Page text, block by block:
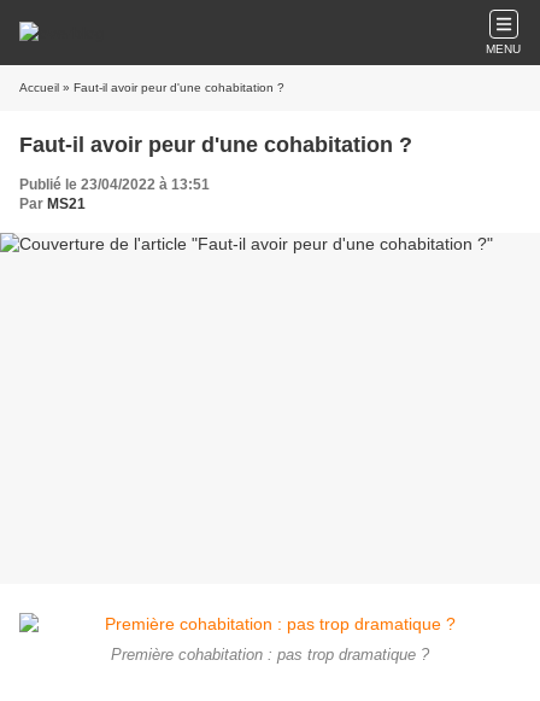
MENU
Accueil » Faut-il avoir peur d'une cohabitation ?
Faut-il avoir peur d'une cohabitation ?
Publié le 23/04/2022 à 13:51
Par MS21
Première cohabitation : pas trop dramatique ?